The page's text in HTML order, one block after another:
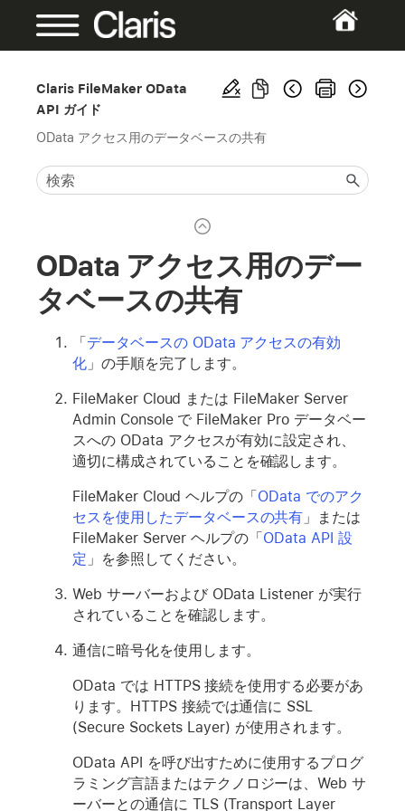
Claris FileMaker OData
API ガイド
OData アクセス用のデータベースの共有
OData アクセス用のデー
タベースの共有
「データベースの OData アクセスの有効
化」の手順を完了します。
FileMaker Cloud または FileMaker Server
Admin Console で FileMaker Pro データベー
スへの OData アクセスが有効に設定され、
適切に構成されていることを確認します。
FileMaker Cloud ヘルプの「OData でのアク
セスを使用したデータベースの共有 」または
FileMaker Server ヘルプの「OData API 設
定 」を参照してください。
Web サーバーおよび OData Listener が実行
されていることを確認します。
通信に暗号化を使用します。
OData では HTTPS 接続を使用する必要があ
ります。HTTPS 接続では通信に SSL
(Secure Sockets Layer) が使用されます。
OData API を呼び出すために使用するプログ
ラミング言語またはテクノロジーは、Web サ
ーバーとの通信に TLS (Transport Layer